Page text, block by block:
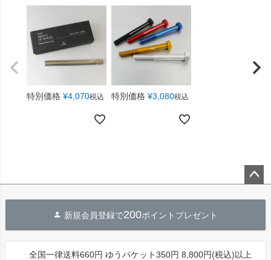
特別価格 ¥4,070税込 特別価格 ¥3,080税込
へ
新規会員登録で200ポイントプレゼント
全国一律送料660円 ゆうパケット350円 8,800円(税込)以上